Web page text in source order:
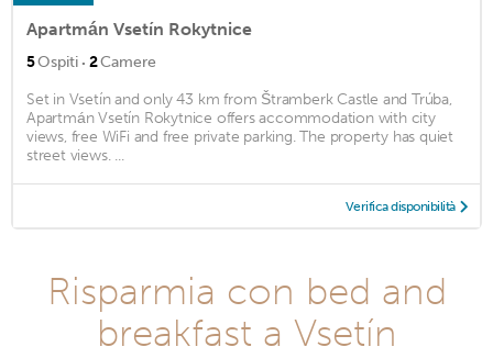
Apartmán Vsetín Rokytnice
5Ospiti · 2Camere
Set in Vsetín and only 43 km from Štramberk Castle and Trúba,
Apartmán Vsetín Rokytnice offers accommodation with city
views, free WiFi and free private parking. The property has quiet
street views. ...
Verifica disponibilità
Risparmia con bed and
breakfast a Vsetín